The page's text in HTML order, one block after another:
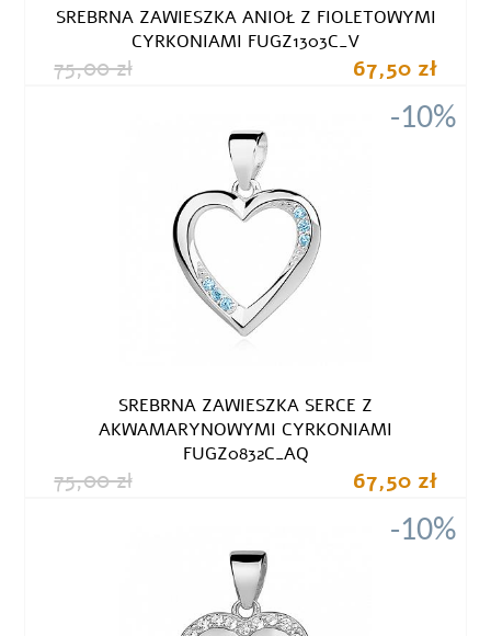
SREBRNA ZAWIESZKA ANIOŁ Z FIOLETOWYMI
CYRKONIAMI FUGZ1303C_V
75,00 zł 67,50 zł
-10%
SREBRNA ZAWIESZKA SERCE Z
AKWAMARYNOWYMI CYRKONIAMI
FUGZ0832C_AQ
75,00 zł 67,50 zł
-10%